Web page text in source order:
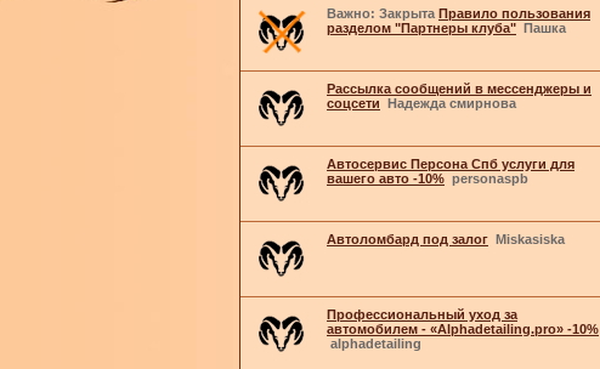
Важно: Закрыта Правило пользования
разделом "Партнеры клуба" Пашка
Рассылка сообщений в мессенджеры и
соцсети Надежда смирнова
Автосервис Персона Спб услуги для
вашего авто -10% personaspb
Автоломбард под залог Miskasiska
Профессиональный уход за
автомобилем - «Alphadetailing.pro» -10%
alphadetailing